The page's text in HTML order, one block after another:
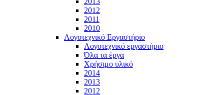
2012
2011
2010
Λογοτεχνικό Εργαστήριο
Λογοτεχνικό εργαστήριο
Όλα τα έργα
Χρήσιμο υλικό
2014
2013
2012